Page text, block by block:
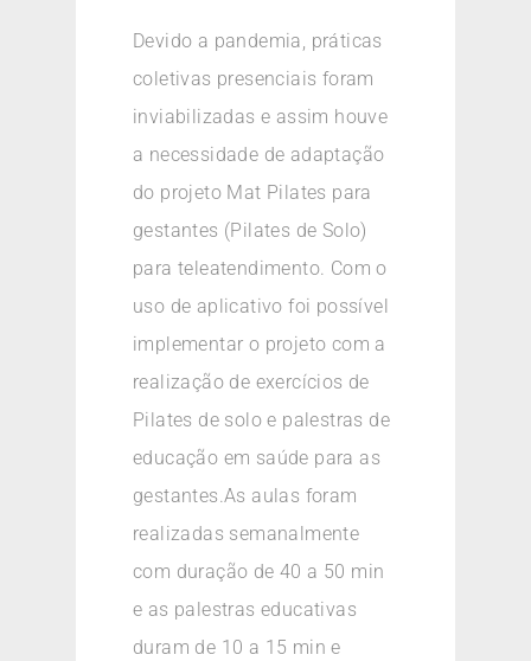
Devido a pandemia, práticas
coletivas presenciais foram
inviabilizadas e assim houve
a necessidade de adaptação
do projeto Mat Pilates para
gestantes (Pilates de Solo)
para teleatendimento. Com o
uso de aplicativo foi possível
implementar o projeto com a
realização de exercícios de
Pilates de solo e palestras de
educação em saúde para as
gestantes.As aulas foram
realizadas semanalmente
com duração de 40 a 50 min
e as palestras educativas
duram de 10 a 15 min e